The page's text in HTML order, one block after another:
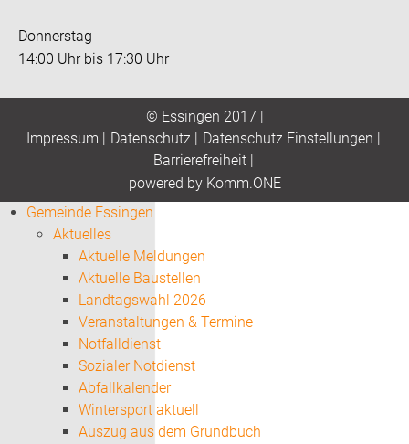
Donnerstag
14:00 Uhr bis 17:30 Uhr
© Essingen 2017 |
Impressum | Datenschutz| Datenschutz Einstellungen |
Barrierefreiheit|
powered by Komm.ONE
Gemeinde Essingen
Aktuelles
Aktuelle Meldungen
Aktuelle Baustellen
Landtagswahl 2026
Veranstaltungen & Termine
Notfalldienst
Sozialer Notdienst
Abfallkalender
Wintersport aktuell
Auszug aus dem Grundbuch